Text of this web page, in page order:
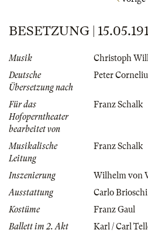
BESETZUNG |
Musik
Christoph
Deutsche
Übersetzung nach
Peter
Für das
Hofoperntheater
bearbeitet von
Franz Schalk
Musikalische
Leitung
Franz Schalk
Inszenierung
Wilhelm von
Ausstattung
Carlo Brioschi
Kostüme
Franz Gaul
Ballett im 2. Akt
Karl / Carl